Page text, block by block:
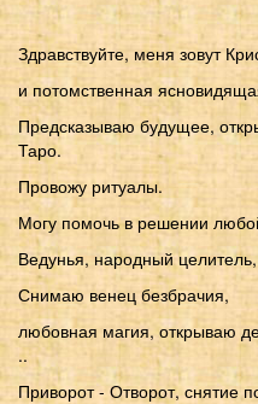
Здравствуйте, меня зовут
и потомственная
Предсказываю будущее,
Таро.
Провожу ритуалы.
Могу помочь в решении
Ведунья, народный целитель,
Снимаю венец безбрачия,
любовная магия, открываю
..
Приворот - Отворот, снятие